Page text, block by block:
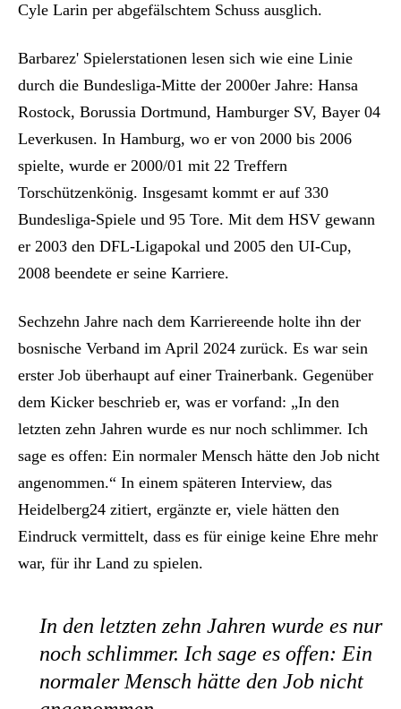
Cyle Larin per abgefälschtem Schuss ausglich.
Barbarez' Spielerstationen lesen sich wie eine Linie
durch die Bundesliga-Mitte der 2000er Jahre: Hansa
Rostock, Borussia Dortmund, Hamburger SV, Bayer 04
Leverkusen. In Hamburg, wo er von 2000 bis 2006
spielte, wurde er 2000/01 mit 22 Treffern
Torschützenkönig. Insgesamt kommt er auf 330
Bundesliga-Spiele und 95 Tore. Mit dem HSV gewann
er 2003 den DFL-Ligapokal und 2005 den UI-Cup,
2008 beendete er seine Karriere.
Sechzehn Jahre nach dem Karriereende holte ihn der
bosnische Verband im April 2024 zurück. Es war sein
erster Job überhaupt auf einer Trainerbank. Gegenüber
dem Kicker beschrieb er, was er vorfand: „In den
letzten zehn Jahren wurde es nur noch schlimmer. Ich
sage es offen: Ein normaler Mensch hätte den Job nicht
angenommen.“ In einem späteren Interview, das
Heidelberg24 zitiert, ergänzte er, viele hätten den
Eindruck vermittelt, dass es für einige keine Ehre mehr
war, für ihr Land zu spielen.
In den letzten zehn Jahren wurde es nur
noch schlimmer. Ich sage es offen: Ein
normaler Mensch hätte den Job nicht